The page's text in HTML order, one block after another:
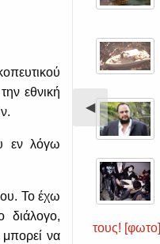
εθνική
εν λόγω
Το έχω
διάλογο,
μπορεί να
Previous
Slide
◀︎
τους! [φωτο]